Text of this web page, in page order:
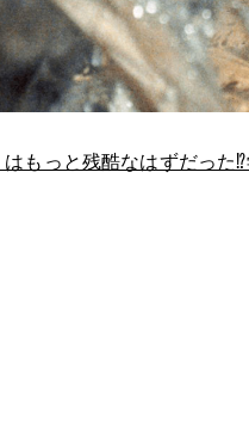
はもっと残酷なはずだっ